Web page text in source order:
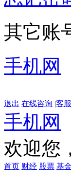
其它账
手机网
退出 在线咨询 |客
手机网
欢迎您，
首页 财经 股票 基金